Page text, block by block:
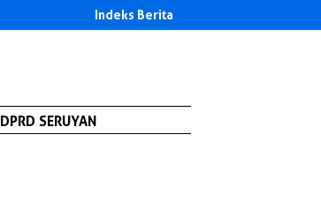
Indeks Berita
DPRD SERUYAN